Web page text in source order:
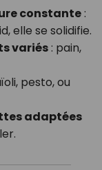
constante:
elle se solidifie.
variés: pain,
pesto, ou
adaptées